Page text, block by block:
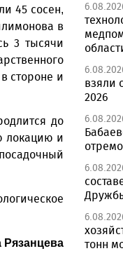
45 сосен,
в
3 тысячи
стороне и
до
локацию и
Рязанцева
взяли
2026
тонн